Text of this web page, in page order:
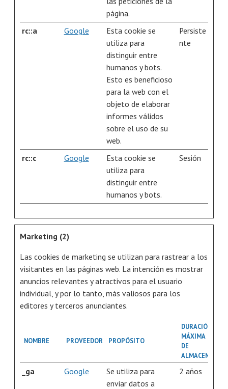
página.
rc::a
Google
Esta cookie se
utiliza para
distinguir entre
humanos y bots.
Esto es beneficioso
para la web con el
objeto de elaborar
informes válidos
sobre el uso de su
web.
Persiste
nte
rc::c Google
Esta cookie se
utiliza para
distinguir entre
humanos y bots.
Sesión
Marketing (2)
Las cookies de marketing se utilizan para rastrear a los
visitantes en las páginas web. La intención es mostrar
anuncios relevantes y atractivos para el usuario
individual, y por lo tanto, más valiosos para los
editores y terceros anunciantes.
NOMBRE PROVEEDOR PROPÓSITO
DURACIÓN
MÁXIMA
DE
_ga Google
Se utiliza para
enviar datos a
2 años